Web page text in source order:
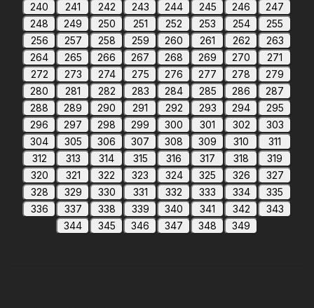
240
241 242 243 244 245 246
247
248
249 250 251 252 253 254
255
256
257 258 259 260 261 262
263
264
265 266 267 268 269 270
271
272
273 274 275 276 277 278
279
280
281 282 283 284 285 286
287
288
289 290 291 292 293 294
295
296
297 298 299 300 301 302
303
304
305 306 307 308 309 310
311
312
313 314 315 316 317 318
319
320
321 322 323 324 325 326
327
328
329 330 331 332 333 334
335
336
337 338 339 340 341 342
343
344
345 346 347 348 349